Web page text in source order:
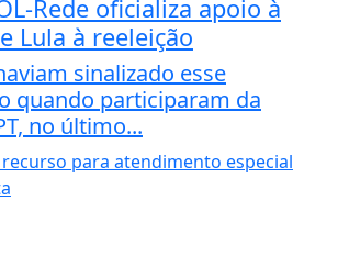
Rede oficializa apoio à
Lula à reeleição
sinalizado esse
quando participaram da
no último...